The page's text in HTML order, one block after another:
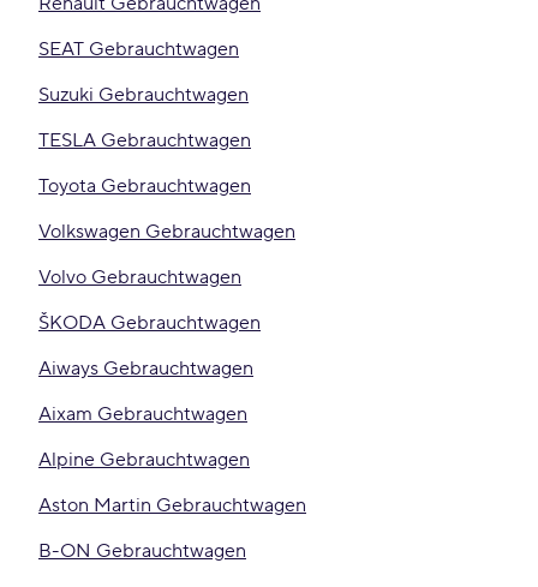
SEAT Gebrauchtwagen
Suzuki Gebrauchtwagen
TESLA Gebrauchtwagen
Toyota Gebrauchtwagen
Volkswagen Gebrauchtwagen
Volvo Gebrauchtwagen
ŠKODA Gebrauchtwagen
Aiways Gebrauchtwagen
Aixam Gebrauchtwagen
Alpine Gebrauchtwagen
Aston Martin Gebrauchtwagen
B-ON Gebrauchtwagen